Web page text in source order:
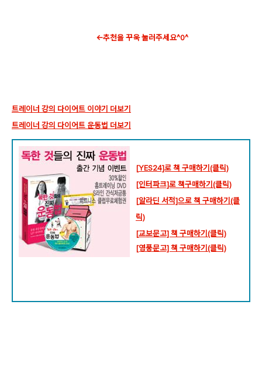
←추천을 꾸욱 눌러주세요^0^
트레이너 강의 다이어트 이야기 더보기
트레이너 강의 다이어트 운동법 더보기
[YES24]로 책 구매하기(클릭)
[인터파크]로 책구매하기(클릭)
[알라딘 서적]으로 책 구매하기(클
릭)
[교보문고]책 구매하기(클릭)
[영풍문고] 책 구매하기(클릭)